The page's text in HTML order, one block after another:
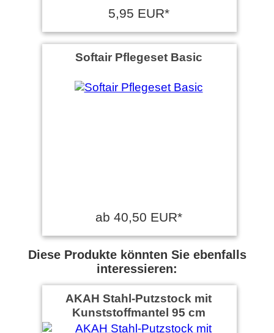
5,95 EUR*
Softair Pflegeset Basic
ab 40,50 EUR*
Diese Produkte könnten Sie ebenfalls
interessieren:
AKAH Stahl-Putzstock mit
Kunststoffmantel 95 cm